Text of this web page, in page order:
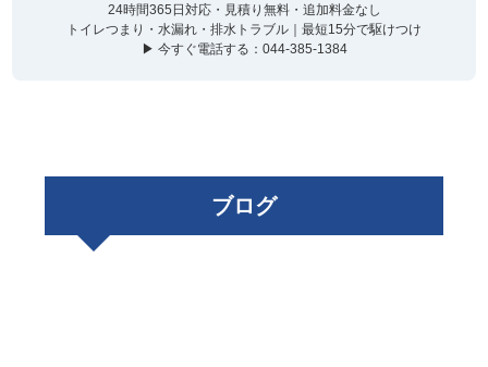
24時間365日対応・見積り無料・追加料金なし
トイレつまり・水漏れ・排水トラブル｜最短15分で駆けつけ
▶ 今すぐ電話する：044-385-1384
ブログ